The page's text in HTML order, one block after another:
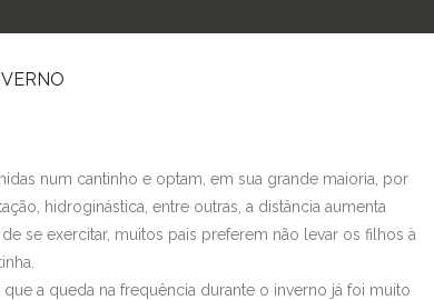
num cantinho e optam, em sua grande maioria, por
hidroginástica, entre outras, a distância aumenta
se exercitar, muitos pais preferem não levar os filhos à
a queda na frequência durante o inverno já foi muito